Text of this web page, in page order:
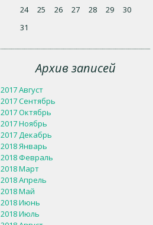
24
25 26 27 28 29
30
31
Архив записей
2017 Август
2017 Сентябрь
2017 Октябрь
2017 Ноябрь
2017 Декабрь
2018 Январь
2018 Февраль
2018 Март
2018 Апрель
2018 Май
2018 Июнь
2018 Июль